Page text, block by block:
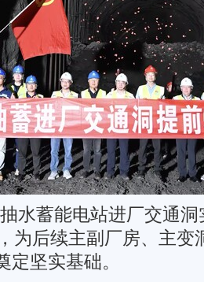
水蓄能电站进厂交通
为后续主副厂房、主变
定坚实基础。